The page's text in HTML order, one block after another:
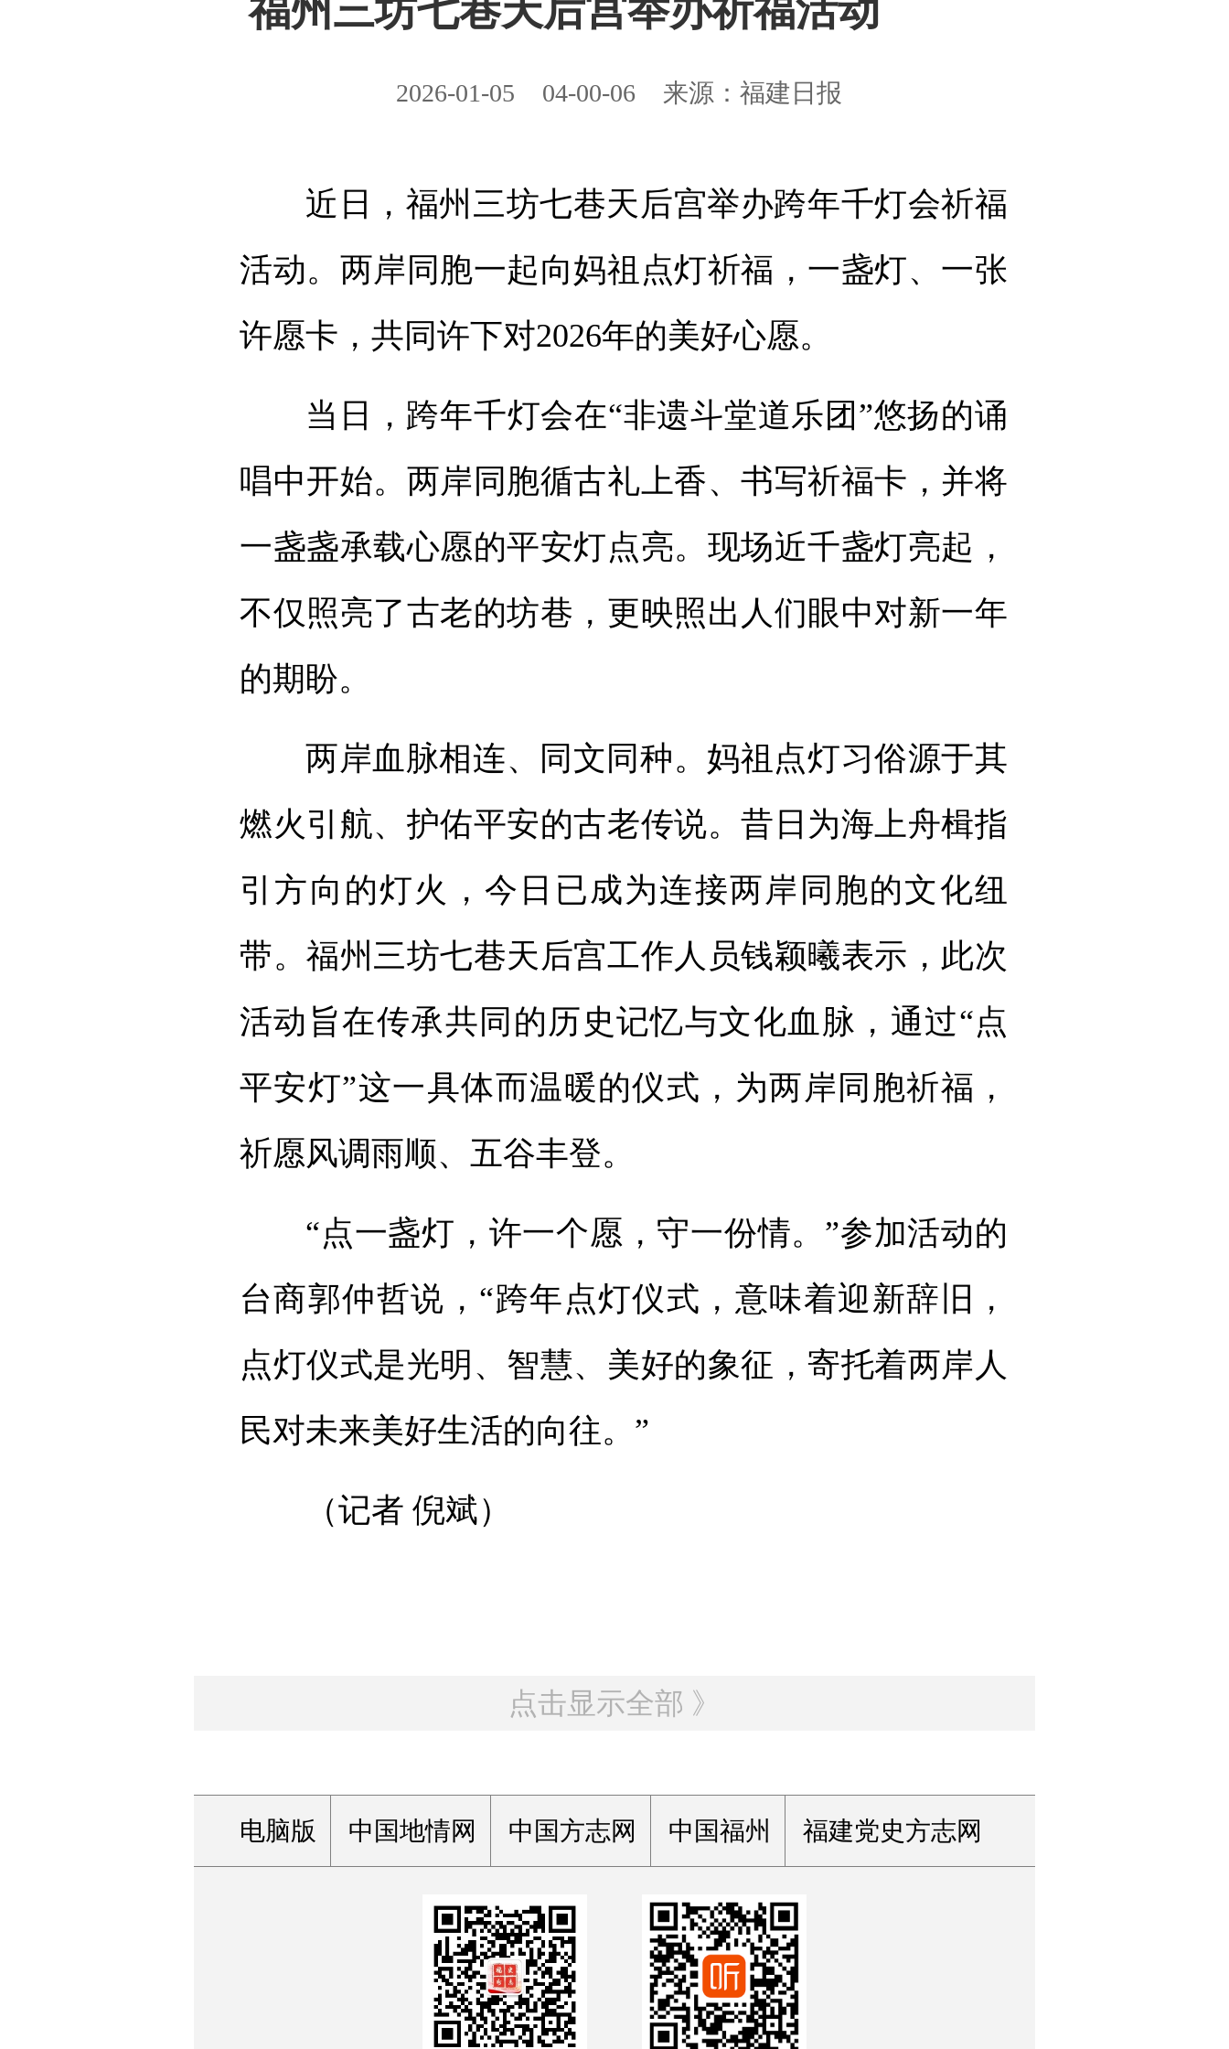
福州三坊七巷天后宫举办祈福活动
2026-01-05 04-00-06 来源：福建日报
近日，福州三坊七巷天后宫举办跨年千灯会祈福
活动。两岸同胞一起向妈祖点灯祈福，一盏灯、一张
许愿卡，共同许下对2026年的美好心愿。
当日，跨年千灯会在“非遗斗堂道乐团”悠扬的诵
唱中开始。两岸同胞循古礼上香、书写祈福卡，并将
一盏盏承载心愿的平安灯点亮。现场近千盏灯亮起，
不仅照亮了古老的坊巷，更映照出人们眼中对新一年
的期盼。
两岸血脉相连、同文同种。妈祖点灯习俗源于其
燃火引航、护佑平安的古老传说。昔日为海上舟楫指
引方向的灯火，今日已成为连接两岸同胞的文化纽
带。福州三坊七巷天后宫工作人员钱颖曦表示，此次
活动旨在传承共同的历史记忆与文化血脉，通过“点
平安灯”这一具体而温暖的仪式，为两岸同胞祈福，
祈愿风调雨顺、五谷丰登。
“点一盏灯，许一个愿，守一份情。”参加活动的
台商郭仲哲说，“跨年点灯仪式，意味着迎新辞旧，
点灯仪式是光明、智慧、美好的象征，寄托着两岸人
民对未来美好生活的向往。”
（记者 倪斌）
点击显示全部 》
电脑版 中国地情网 中国方志网 中国福州 福建党史方志网